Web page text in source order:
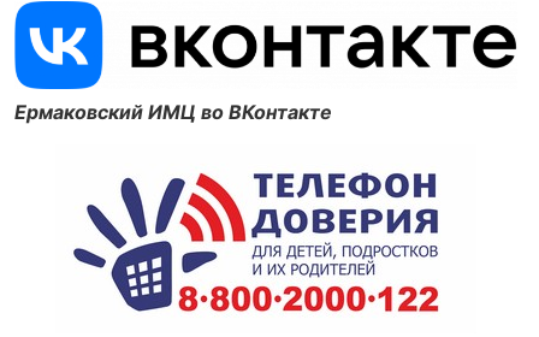
Ермаковский ИМЦ во ВКонтакте